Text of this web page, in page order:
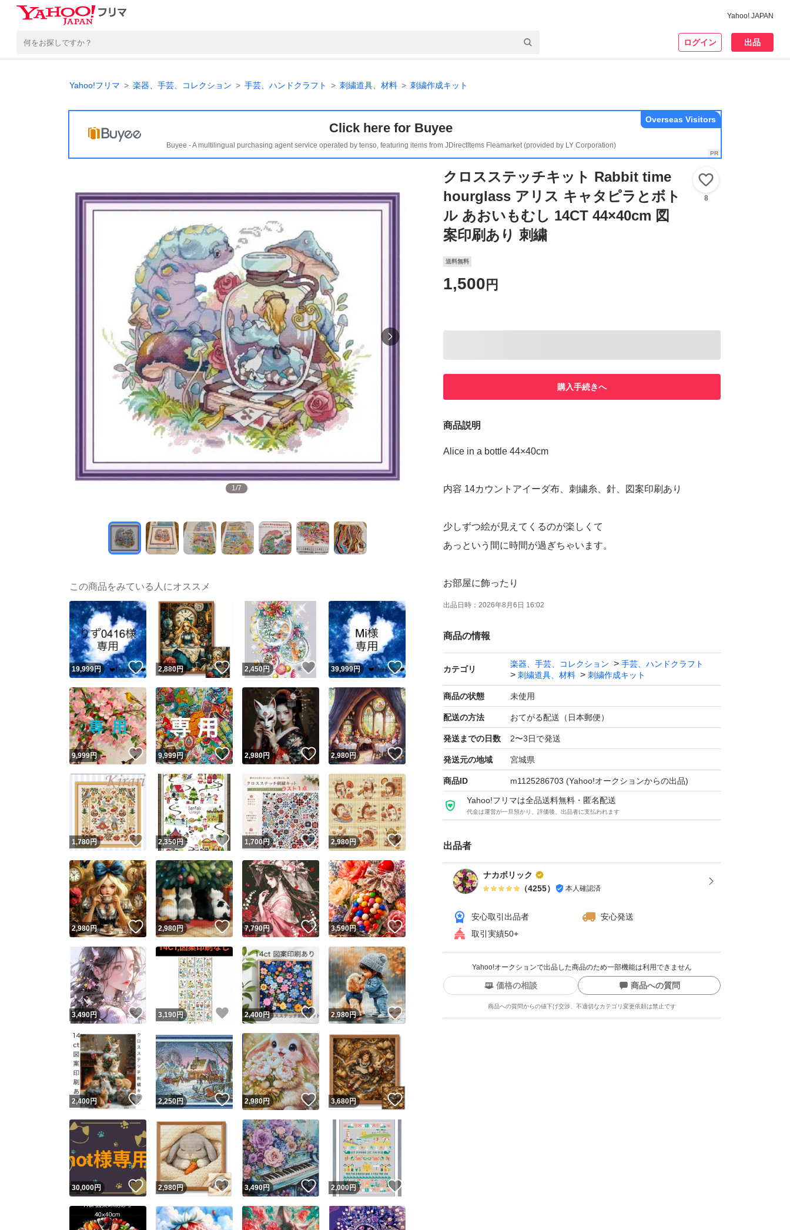
Yahoo! JAPAN
ログイン 出品
Yahoo!フリマ 楽器、手芸、コレクション 手芸、ハンドクラフト 刺繍道具、材料 刺繍作成キット
Click here for Buyee
Buyee - A multilingual purchasing agent service operated by tenso, featuring items from JDirectItems Fleamarket (provided by LY Corporation)
Overseas Visitors
1/7
クロスステッチキット Rabbit time
hourglass アリス キャタピラとボト
ル あおいもむし 14CT 44×40cm 図
案印刷あり 刺繍
8
送料無料
1,500 円
購入手続きへ
商品説明
Alice in a bottle 44×40cm
内容 14カウントアイーダ布、刺繍糸、針、図案印刷あり
少しずつ絵が見えてくるのが楽しくて
あっという間に時間が過ぎちゃいます。
お部屋に飾ったり
プレゼントにも喜んでいただけると思います。
キットは海外製になります。
図案に輸送中についたシワが多少ございますが製作に支障はあり
フロスオーガナイザーのデザインが変更する場合がございます。
刺繍糸は余分に見積もって入っていますが、製作中もし足りなく
なった場合は、ご自身でご用意ください。DMCの糸番号に対応し
ています。検品のため1度開封しています。
出品日時： 2026年8月6日 16:02
商品の情報
カテゴリ
楽器、手芸、コレクション
手芸、ハンドクラフト
刺繍道具、材料
刺繍作成キット
商品の状態 未使用
配送の方法 おてがる配送（日本郵便）
発送までの日数 2〜3日で発送
発送元の地域 宮城県
商品ID m1125286703 (Yahoo!オークションからの出品)
Yahoo!フリマは全品送料無料・匿名配送
代金は運営が一旦預かり、評価後、出品者に支払われます
出品者
ナカボリック
（4255） 本人確認済
安心取引出品者
安心発送
取引実績50+
ユーザーの実績について
Yahoo!フリマが定めた一定の基準を満たしたユーザーにバッジを付与しています
安心取引出品者
Yahoo!オークションで出品した商品のため一部機能は利用できません
価格の相談 商品への質問
商品への質問からの値下げ交渉、不適切なカテゴリ変更依頼は禁止です
この商品をみている人にオススメ
19,999円 いいね！
2,880円 いいね！
2,450円 いいね！
39,999円 いいね！
9,999円 いいね！
9,999円 いいね！
2,980円 いいね！
2,980円 いいね！
1,780円 いいね！
2,350円 いいね！
1,700円 いいね！
2,980円
2,980円 いいね！
2,980円 いいね！
7,790円 いいね！
3,590円 いいね！
3,490円 いいね！
3,190 円 いいね！
2,400円 いいね！
2,980円 いいね！
2,400円 いいね！
2,250円 いいね！
2,980円 いいね！
3,680円 いいね！
30,000円 いいね！
2,980円 いいね！
3,490円 いいね！
2,000円